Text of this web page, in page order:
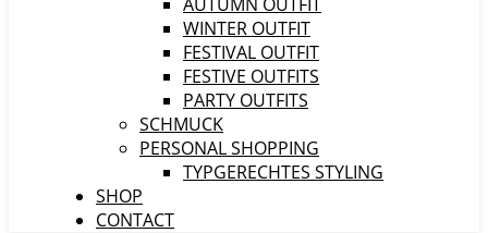
WINTER OUTFIT
FESTIVAL OUTFIT
FESTIVE OUTFITS
PARTY OUTFITS
SCHMUCK
PERSONAL SHOPPING
TYPGERECHTES STYLING
SHOP
CONTACT